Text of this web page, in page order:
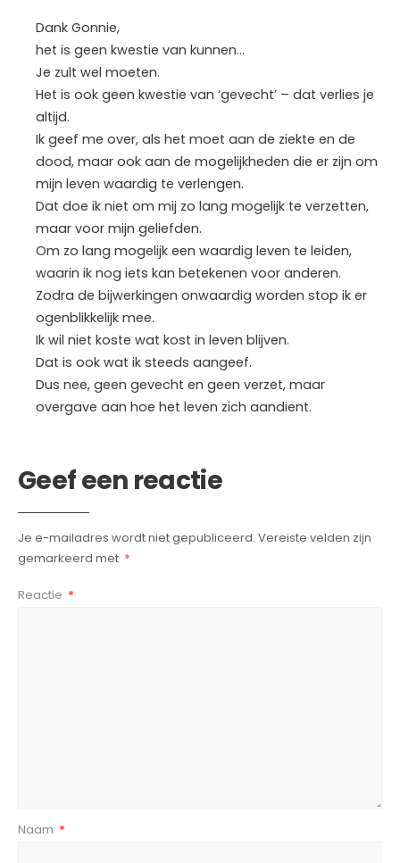
Dank Gonnie,
het is geen kwestie van kunnen…
Je zult wel moeten.
Het is ook geen kwestie van ‘gevecht’ – dat verlies je
altijd.
Ik geef me over, als het moet aan de ziekte en de
dood, maar ook aan de mogelijkheden die er zijn om
mijn leven waardig te verlengen.
Dat doe ik niet om mij zo lang mogelijk te verzetten,
maar voor mijn geliefden.
Om zo lang mogelijk een waardig leven te leiden,
waarin ik nog iets kan betekenen voor anderen.
Zodra de bijwerkingen onwaardig worden stop ik er
ogenblikkelijk mee.
Ik wil niet koste wat kost in leven blijven.
Dat is ook wat ik steeds aangeef.
Dus nee, geen gevecht en geen verzet, maar
overgave aan hoe het leven zich aandient.
Geef een reactie
Je e-mailadres wordt niet gepubliceerd. Vereiste velden zijn
gemarkeerd met *
Reactie *
Naam *